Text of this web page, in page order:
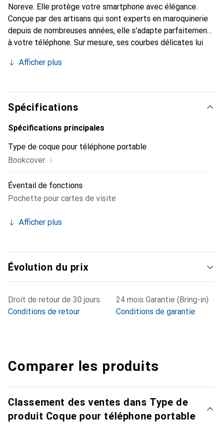
Noreve. Elle protège votre smartphone avec élégance.
Conçue par des artisans qui sont experts en maroquinerie
depuis de nombreuses années, elle s'adapte parfaitement
à votre téléphone. Sur mesure, ses courbes délicates lui
l'accessoire chic et indispensable de votre smartphone.
haute qualité, la marque Noreve est un choix sûr pour une
clientèle exigeante.
Afficher plus
Spécifications
Spécifications principales
Type de coque pour téléphone portable
Bookcover i
Éventail de fonctions
Pochette pour cartes de visite
Afficher plus
Évolution du prix
Droit de retour de 30 jours
Conditions de retour
24 mois Garantie (Bring-in)
Conditions de garantie
Comparer les produits
Classement des ventes dans Type de
produit Coque pour téléphone portable